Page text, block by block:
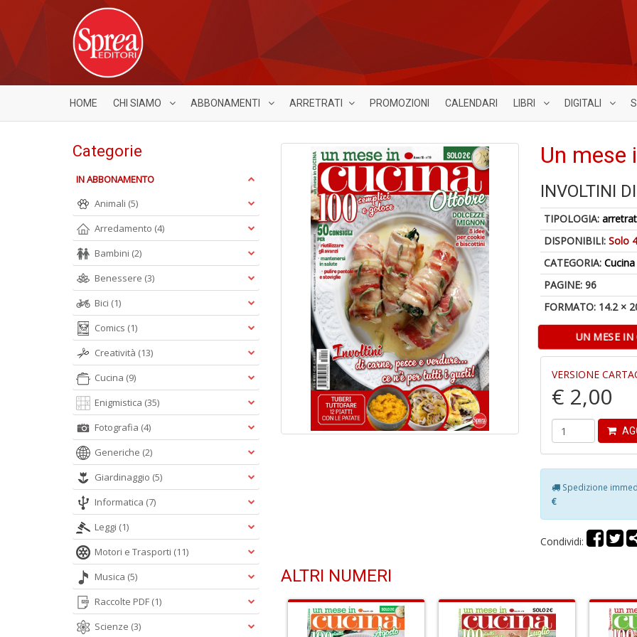
HOME CHI SIAMO ABBONAMENTI ARRETRATI PROMOZIONI CALENDARI LIBRI DIGITALI
Un mese
INVOLTINI
TIPOLOGIA:
DISPONIBILI:Solo
CATEGORIA:Cucina
PAGINE: 96
FORMATO: 14.2 ×
UN MESE
VERSIONE
€ 2,00
Spedizione
€
Condividi:
ALTRI NUMERI
Categorie
IN ABBONAMENTO
Animali (5)
Arredamento (4)
Bambini (2)
Benessere (3)
Bici (1)
Comics (1)
Creatività (13)
Cucina (9)
Enigmistica (35)
Fotografia (4)
Generiche (2)
Giardinaggio (5)
Informatica (7)
Leggi (1)
Motori e Trasporti (11)
Musica (5)
Raccolte PDF (1)
Scienze (3)